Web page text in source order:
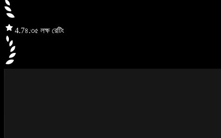
4.7৪.৩৫ লক্ষ রেটিং